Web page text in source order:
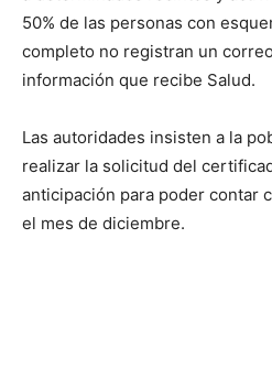
50% de las personas con
completo no registran un
información que recibe Salud.
Las autoridades insisten a la
realizar la solicitud del
anticipación para poder contar
el mes de diciembre.